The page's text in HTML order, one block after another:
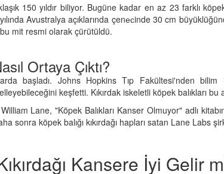
150 yıldır biliyor. Bugüne kadar en az 23 farklı
Avustralya açıklarında çenесinde 30 cm
mit resmi olarak çürütüldü.
Ortaya Çıktı?
başladı. Johns Hopkins Tıp Fakültesi'nden bilim
keşfetti. Kıkırdak iskeletli köpek balıkları
Lane, "Köpek Balıkları Kanser Olmuyor" adlı
sonra köpek balığı kıkırdağı hapları satan Lane Labs
Kansere İyi Gelir
Kopsa Bile O Yaşar:
Nükleer Bombaya Direnen Tek
Hayvan
Maymun Versiyonu?
Gerçekten Banka
Soyabilir mi?
12.01.2026